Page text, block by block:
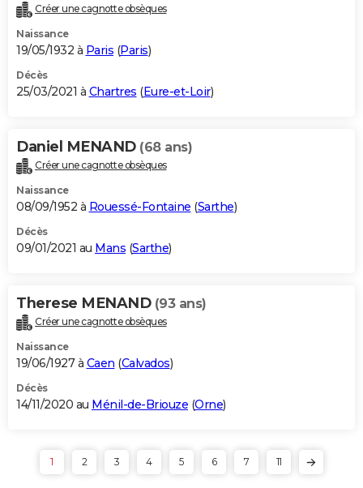
Créer une cagnotte obsèques
Naissance
19/05/1932 à Paris (Paris)
Décès
25/03/2021 à Chartres (Eure-et-Loir)
Daniel MENAND (68 ans)
Créer une cagnotte obsèques
Naissance
08/09/1952 à Rouessé-Fontaine (Sarthe)
Décès
09/01/2021 au Mans (Sarthe)
Therese MENAND (93 ans)
Créer une cagnotte obsèques
Naissance
19/06/1927 à Caen (Calvados)
Décès
14/11/2020 au Ménil-de-Briouze (Orne)
1 2 3 4 5 6 7 11